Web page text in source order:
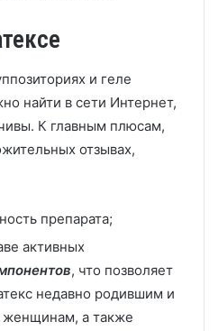
и геле
найти в сети Интернет,
К главным плюсам,
отзывах,
препарата;
активных
, что позволяет
недавно родившим и
а также